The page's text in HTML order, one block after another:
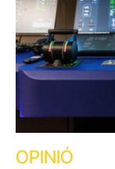
OPINIÓ